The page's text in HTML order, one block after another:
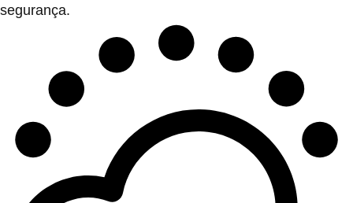
segurança.